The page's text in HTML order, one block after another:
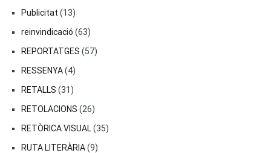
Publicitat (13)
reinvindicació (63)
REPORTATGES (57)
RESSENYA(4)
RETALLS (31)
RETOLACIONS (26)
RETÒRICA VISUAL(35)
RUTA LITERÀRIA(9)